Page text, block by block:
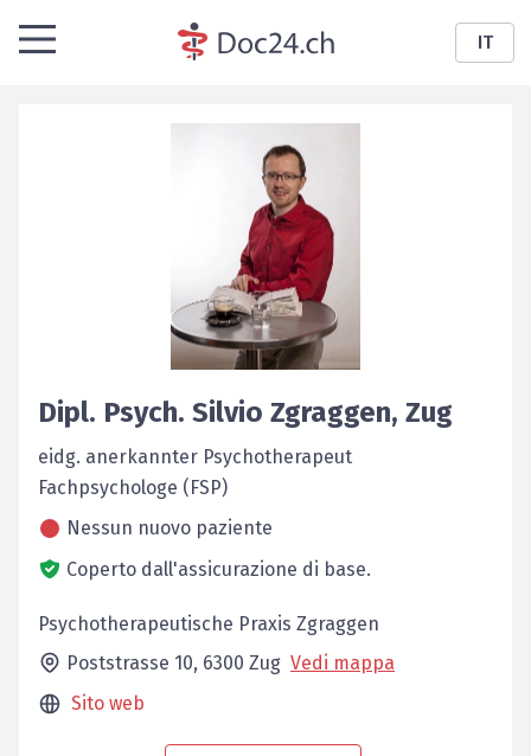
IT
Dipl. Psych. Silvio Zgraggen, Zug
eidg. anerkannter Psychotherapeut
Fachpsychologe (FSP)
Nessun nuovo paziente
Coperto dall'assicurazione di base.
Psychotherapeutische Praxis Zgraggen
Poststrasse 10, 6300 Zug Vedi mappa
Sito web